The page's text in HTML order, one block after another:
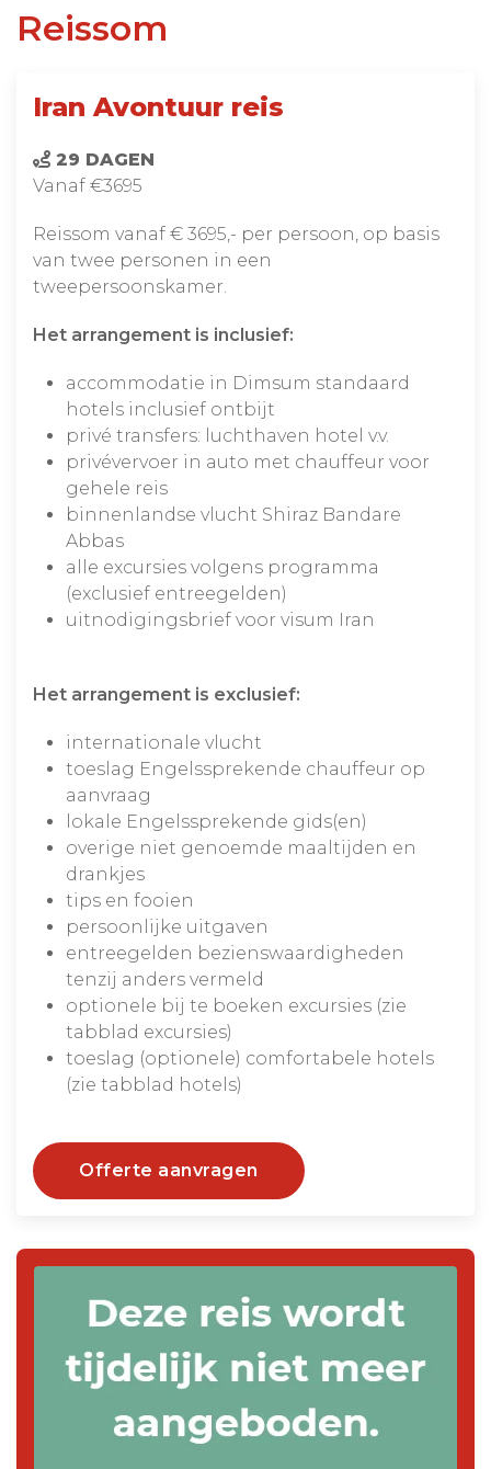
Reissom
Iran Avontuur reis
29 DAGEN
Vanaf €3695
Reissom vanaf € 3695,- per persoon, op basis
van twee personen in een
tweepersoonskamer.
Het arrangement is inclusief:
accommodatie in Dimsum standaard
hotels inclusief ontbijt
privé transfers: luchthaven hotel v.v.
privévervoer in auto met chauffeur voor
gehele reis
binnenlandse vlucht Shiraz Bandare
Abbas
alle excursies volgens programma
(exclusief entreegelden)
uitnodigingsbrief voor visum Iran
Het arrangement is exclusief:
internationale vlucht
toeslag Engelssprekende chauffeur op
aanvraag
lokale Engelssprekende gids(en)
overige niet genoemde maaltijden en
drankjes
tips en fooien
persoonlijke uitgaven
entreegelden bezienswaardigheden
tenzij anders vermeld
optionele bij te boeken excursies (zie
tabblad excursies)
toeslag (optionele) comfortabele hotels
(zie tabblad hotels)
Offerte aanvragen